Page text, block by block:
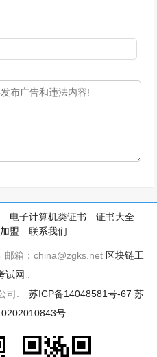
电子计算机类证书
证书大全
盟 联系我们
邮箱：china@zgks.net 区块链工
试网
司. 苏ICP备14048581号-67 苏
号